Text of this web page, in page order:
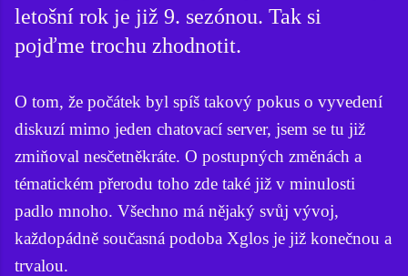
letošní rok je již 9. sezónou. Tak si
pojďme trochu zhodnotit.
O tom, že počátek byl spíš takový pokus o vyvedení
diskuzí mimo jeden chatovací server, jsem se tu již
zmiňoval nesčetněkráte. O postupných změnách a
tématickém přerodu toho zde také již v minulosti
padlo mnoho. Všechno má nějaký svůj vývoj,
každopádně současná podoba Xglos je již konečnou a
trvalou.